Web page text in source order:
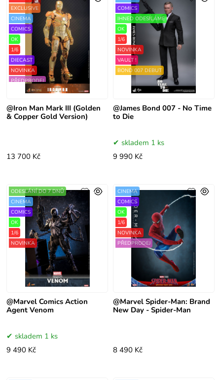
@Iron Man Mark III (Golden
& Copper Gold Version)
EXCLUSIVE
CINEMA
COMICS
OK
1/6
DIECAST
NOVINKA
PŘEDPRODEJ
VAULT !
13 700 Kč
@James Bond 007 - No Time
to Die
COMICS
IHNED ODESÍLÁME
OK
1/6
NOVINKA
VAULT !
BOND 007 DEBUT
skladem 1 ks
9 990 Kč
@Marvel Comics Action
Agent Venom
ODESLÁNÍ DO 7 DNŮ
CINEMA
COMICS
OK
1/6
NOVINKA
skladem 1 ks
9 490 Kč
@Marvel Spider-Man: Brand
New Day - Spider-Man
CINEMA
COMICS
OK
1/6
NOVINKA
PŘEDPRODEJ
8 490 Kč